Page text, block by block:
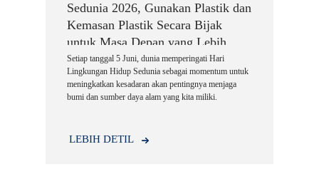
Sedunia 2026, Gunakan Plastik dan
Kemasan Plastik Secara Bijak
untuk Masa Depan yang Lebih
Hijau
Setiap tanggal 5 Juni, dunia memperingati Hari
Lingkungan Hidup Sedunia sebagai momentum untuk
meningkatkan kesadaran akan pentingnya menjaga
bumi dan sumber daya alam yang kita miliki.
LEBIH DETIL